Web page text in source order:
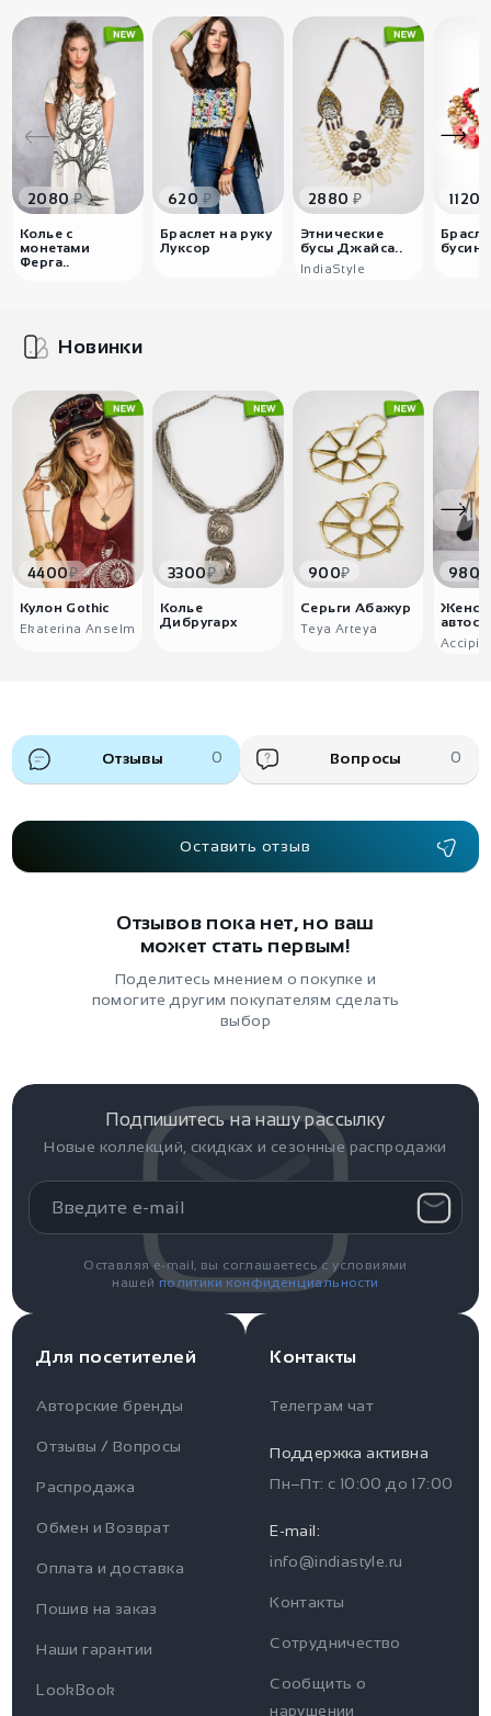
Контакты
Часы работы поддержки
Пн-Пт c 10:00 до 17:00
Для пользователя
Информация
Наши гарантии
2080₽
Колье с
монетами
Ферга..
620 ₽
Браслет на руку
Луксор
2880 ₽
Этнические
бусы Джайса..
IndiaStyle
1120
Новинки
4400₽
Кулон Gothic
Ekaterina Anselm
3300₽
Колье
Дибругарх
900₽
Серьги Абажур
Teya Arteya
9800
Отзывы 0 Вопросы 0
Оставить отзыв
Отзывов пока нет, но ваш
может стать первым!
Поделитесь мнением о покупке и
помогите другим покупателям сделать
выбор
Для посетителей
Авторские бренды
Отзывы / Вопросы
Распродажа
Обмен и Возврат
Оплата и доставка
Пошив на заказ
Наши гарантии
LookBook
Подпишитесь на нашу рассылку
Новые коллекций, скидках и сезонные распродажи
Оставляя e-mail, вы соглашаетесь с условиями
нашей политики конфиденциальности
Контакты
Телеграм чат
Поддержка активна
Пн–Пт: с 10:00 до 17:00
E-mail:
info@indiastyle.ru
Контакты
Сотрудничество
Сообщить о
нарушении